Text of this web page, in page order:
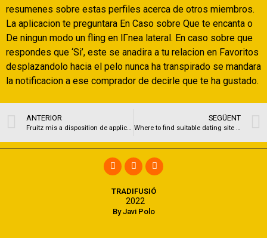
resumenes sobre estas perfiles acerca de otros miembros.
La aplicacion te preguntara En Caso sobre Que te encanta o
De ningun modo un fling en lГ­nea lateral. En caso sobre que
respondes que ‘Si’, este se anadira a tu relacion en Favoritos
desplazandolo hacia el pelo nunca ha transpirado se mandara
la notificacion a ese comprador de decirle que te ha gustado.
ANTERIOR
Fruitz mis a disposition de application, ! Fruitz represente abordable d’utilisation Votre part vous devez de opter votre fruit selon le frappe avec temoignage
SEGÜENT
Where to find suitable dating site more than 50
By Javi Polo
TRADIFUSIÓ
2022